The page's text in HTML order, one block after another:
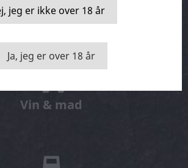
Smage kasser
Vin & mad
jeg er ikke over 18 år
Ja, jeg er over 18 år